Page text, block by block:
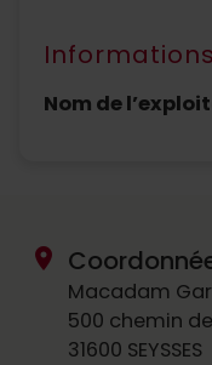
Nom de
location_on
Macadam
500 chemin
31600 SEYSSES